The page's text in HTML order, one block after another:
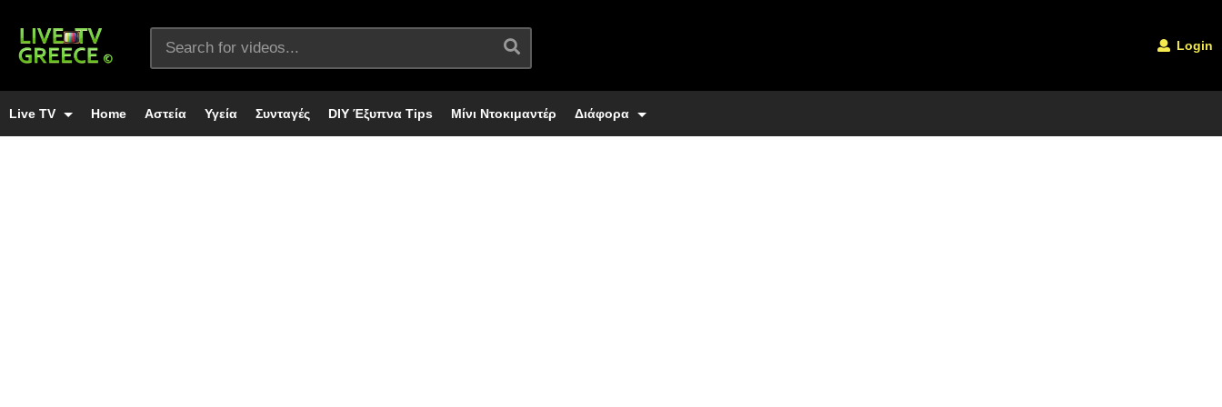
Login
Live TV Home Αστεία Υγεία Συνταγές DIY Έξυπνα Tips Μίνι Ντοκιμαντέρ Διάφορα